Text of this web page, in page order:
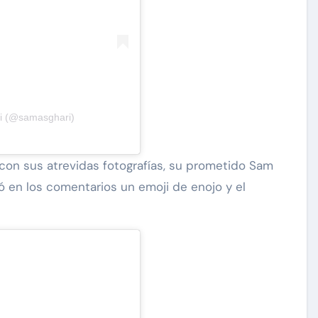
(@samasghari)
sus atrevidas fotografías, su prometido Sam
los comentarios un emoji de enojo y el